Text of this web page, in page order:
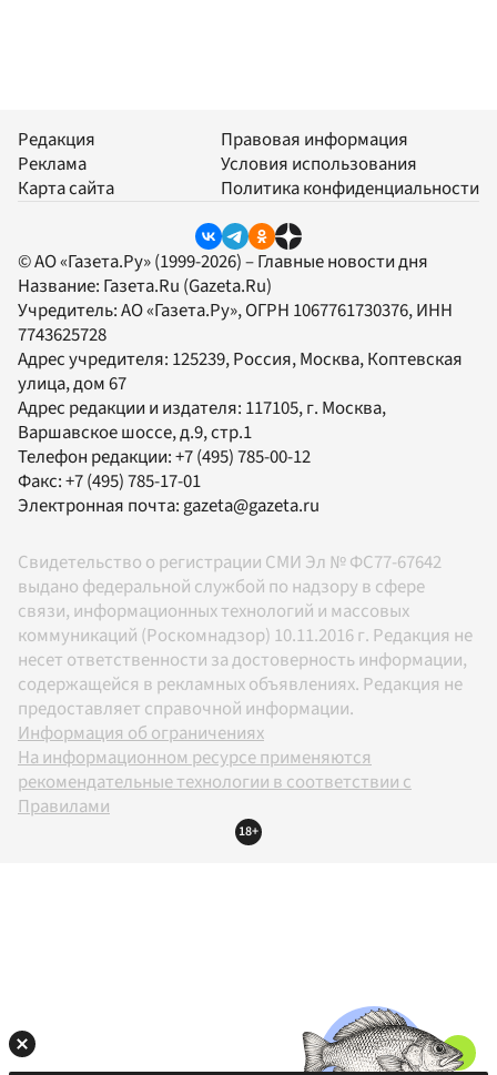
Редакция
Реклама
Карта сайта
Правовая информация
Условия использования
Политика конфиденциальности
© АО «Газета.Ру» (1999-2026) – Главные новости дня
Название: Газета.Ru (Gazeta.Ru)
Учредитель:АО «Газета.Ру», ОГРН 1067761730376, ИНН
7743625728
Адрес учредителя: 125239, Россия, Москва, Коптевская
улица, дом 67
Адрес редакции и издателя: 117105, г. Москва,
Варшавское шоссе, д.9, стр.1
Телефон редакции:+7 (495) 785-00-12
Факс:+7 (495) 785-17-01
Электронная почта: gazeta@gazeta.ru
Свидетельство о регистрации СМИ Эл № ФС77-67642
выдано федеральной службой по надзору в сфере
связи, информационных технологий и массовых
коммуникаций (Роскомнадзор) 10.11.2016 г. Редакция не
несет ответственности за достоверность информации,
содержащейся в рекламных объявлениях. Редакция не
предоставляет справочной информации.
Информация об ограничениях
На информационном ресурсе применяются
рекомендательные технологии в соответствии с
Правилами
18+